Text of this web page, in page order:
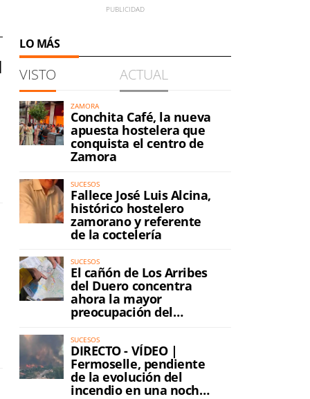
LO MÁS
VISTO ACTUAL
ZAMORA
Conchita Café, la nueva
apuesta hostelera que
conquista el centro de
Zamora
SUCESOS
Fallece José Luis Alcina,
histórico hostelero
zamorano y referente
de la coctelería
SUCESOS
El cañón de Los Arribes
del Duero concentra
ahora la mayor
preocupación del
incendio
SUCESOS
DIRECTO - VÍDEO |
Fermoselle, pendiente
de la evolución del
incendio en una noche